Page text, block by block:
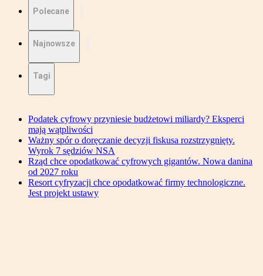
Polecane
Najnowsze
Tagi
Podatek cyfrowy przyniesie budżetowi miliardy? Eksperci
mają wątpliwości
Ważny spór o doręczanie decyzji fiskusa rozstrzygnięty.
Wyrok 7 sędziów NSA
Rząd chce opodatkować cyfrowych gigantów. Nowa danina
od 2027 roku
Resort cyfryzacji chce opodatkować firmy technologiczne.
Jest projekt ustawy